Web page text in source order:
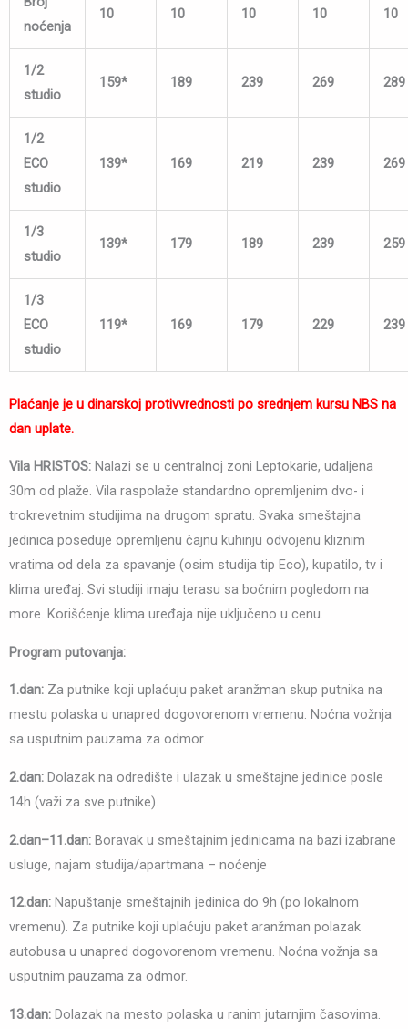
noćenja
10 10 10 10 10
1/2
studio
159* 189 239 269 289
1/2
ECO
studio
139* 169 219 239 269
1/3
studio
139* 179 189 239 259
1/3
ECO
studio
119* 169 179 229 239
Plaćanje je u dinarskoj protivvrednosti po srednjem kursu NBS na
dan uplate.
Vila HRISTOS: Nalazi se u centralnoj zoni Leptokarie, udaljena
30m od plaže. Vila raspolaže standardno opremljenim dvo- i
trokrevetnim studijima na drugom spratu. Svaka smeštajna
jedinica poseduje opremljenu čajnu kuhinju odvojenu kliznim
vratima od dela za spavanje (osim studija tip Eco), kupatilo, tv i
klima uređaj. Svi studiji imaju terasu sa bočnim pogledom na
more. Korišćenje klima uređaja nije uključeno u cenu.
Program putovanja:
1.dan: Za putnike koji uplaćuju paket aranžman skup putnika na
mestu polaska u unapred dogovorenom vremenu. Noćna vožnja
sa usputnim pauzama za odmor.
2.dan: Dolazak na odredište i ulazak u smeštajne jedinice posle
14h (važi za sve putnike).
2.dan–11.dan: Boravak u smeštajnim jedinicama na bazi izabrane
usluge, najam studija/apartmana – noćenje
12.dan: Napuštanje smeštajnih jedinica do 9h (po lokalnom
vremenu). Za putnike koji uplaćuju paket aranžman polazak
autobusa u unapred dogovorenom vremenu. Noćna vožnja sa
usputnim pauzama za odmor.
13.dan: Dolazak na mesto polaska u ranim jutarnjim časovima.